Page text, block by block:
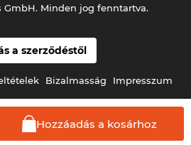
Hozzáadás a kosárhoz
a szerződéstől
Bizalmasság Impresszum
GmbH. Minden jog fenntartva.